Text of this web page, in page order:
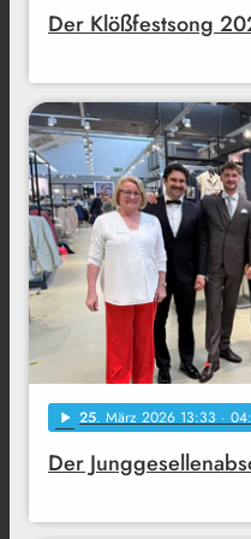
Der Klößfestsong
play_arrow 25. März 2026 13:33 ·
Der